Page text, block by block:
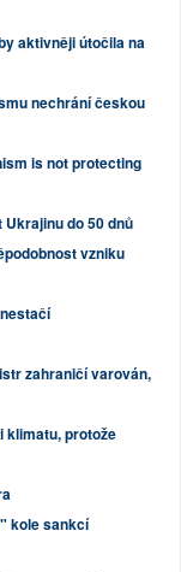
aktivněji útočila na
nechrání českou
is not protecting
do 50 dnů
vzniku
zahraničí varován,
klimatu, protože
kole sankcí